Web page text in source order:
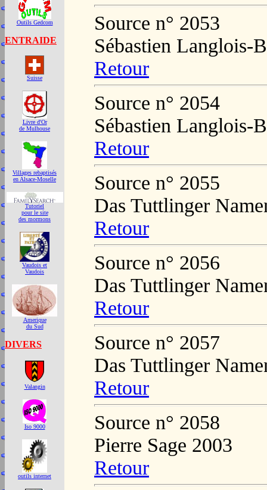
Outils Gedcom
ENTRAIDE
Suisse
Livre d'Or
de Mulhouse
Villages rebaptisés
en Alsace-Moselle
Tutoriel
pour le site
des mormons
Vaudois et
Vaudois
Amerique
du Sud
DIVERS
Valangin
Iso 9000
outils internet
Source n° 2053
Sébastien Langlois-
Retour
Source n° 2054
Sébastien Langlois-
Retour
Source n° 2055
Das Tuttlinger
Retour
Source n° 2056
Das Tuttlinger
Retour
Source n° 2057
Das Tuttlinger
Retour
Source n° 2058
Pierre Sage 2003
Retour